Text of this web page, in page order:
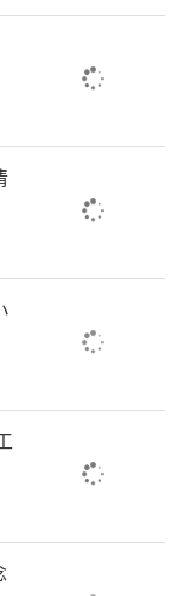
基金向温吐
们中的代表
，并作为入
阿图什小朋
上绿茵场，
视频旋即获
个看到世
特殊的旅行
大，人生的
建成4080座